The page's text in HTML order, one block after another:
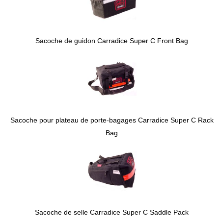
Sacoche de guidon Carradice Super C Front Bag
Sacoche pour plateau de porte-bagages Carradice Super C Rack
Bag
Sacoche de selle Carradice Super C Saddle Pack